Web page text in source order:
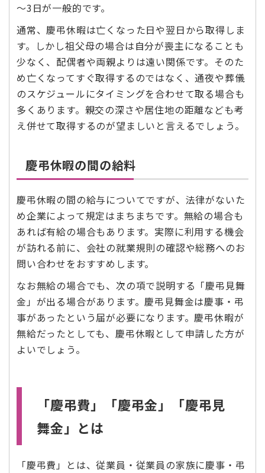
～3日が一般的です。
通常、慶弔休暇は亡くなった日や翌日から取得しま
す。しかし祖父母の場合は自分が喪主になることも
少なく、配偶者や両親よりは遠い関係です。そのた
め亡くなってすぐ取得するのではなく、通夜や葬儀
のスケジュールにタイミングを合わせて取る場合も
多くあります。親交の深さや居住地の距離なども考
え併せて取得するのが望ましいと言えるでしょう。
慶弔休暇の間の給料
慶弔休暇の間の給与についてですが、法律がないた
め企業によって規定はまちまちです。無給の場合も
あれば有給の場合もあります。実際に利用する機会
が訪れる前に、会社の就業規則の確認や総務へのお
問い合わせをおすすめします。
なお無給の場合でも、次の項で説明する「慶弔見舞
金」が出る場合があります。慶弔見舞金は慶事・弔
事があったという届が必要になります。慶弔休暇が
無給だったとしても、慶弔休暇として申請した方が
よいでしょう。
「慶弔費」「慶弔金」「慶弔見
舞金」とは
「慶弔費」とは、従業員・従業員の家族に慶事・弔